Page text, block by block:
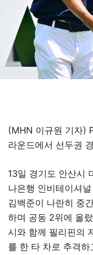
(MHN 이규원 기자)
라운드에서 선두권
13일 경기도 안산시
나은행 인비테이셔
김백준이 나란히 중
하며 공동 2위에 올
시와 함께 필리핀의
를 한 타 차로 추격하